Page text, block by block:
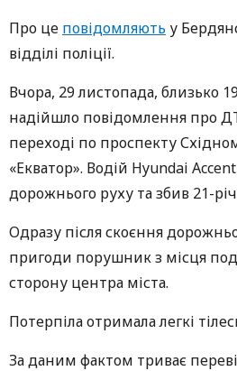
Про це повідомляють у
відділі поліції.
Вчора, 29 листопада, близько
надійшло повідомлення про
переході по проспекту
«Екватор». Водій Hyundai
дорожнього руху та збив 21-
Одразу після скоєння
пригоди порушник з місця
сторону центра міста.
Потерпіла отримала легкі
За даним фактом триває